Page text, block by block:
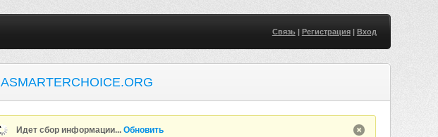
Связь| Регистрация| Вход
ASMARTERCHOICE.ORG
Идет сбор информации...Обновить